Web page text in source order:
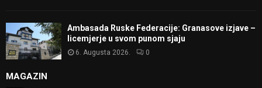
Ambasada Ruske Federacije: Granasove izjave –
licemjerje u svom punom sjaju
6. Augusta 2026. 0
MAGAZIN